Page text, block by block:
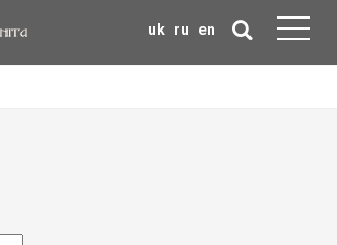
uk ru en